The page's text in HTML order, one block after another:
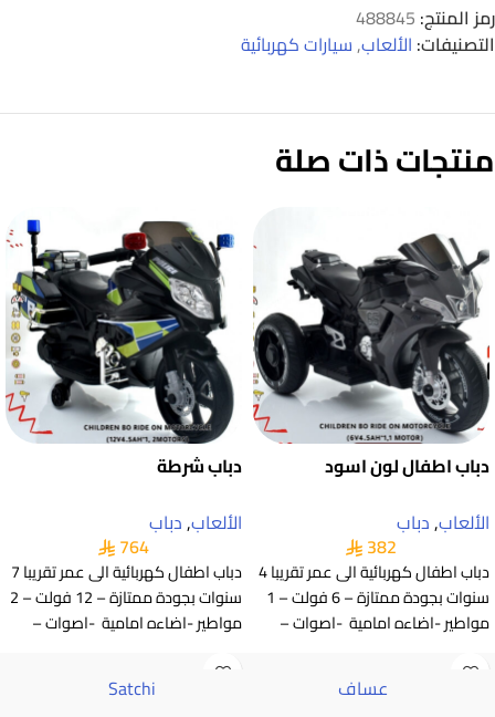
رمز المنتج: 488845
التصنيفات: الألعاب,سيارات كهربائية
منتجات ذات صلة
دباب اطفال لون اسود
الألعاب,دباب
382
دباب اطفال كهربائية الى عمر تقريبا 4
سنوات بجودة ممتازة – 6 فولت – 1
مواطير -اضاءه امامية -اصوات –
دباب شرطة
الألعاب,دباب
764
دباب اطفال كهربائية الى عمر تقريبا 7
سنوات بجودة ممتازة – 12 فولت – 2
مواطير -اضاءه امامية -اصوات –
عساف Satchi